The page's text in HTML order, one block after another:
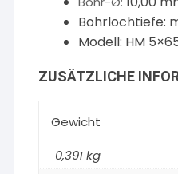
Bohrlochtiefe:
Modell: HM
ZUSÄTZLICHE
Gewicht
0,391 kg